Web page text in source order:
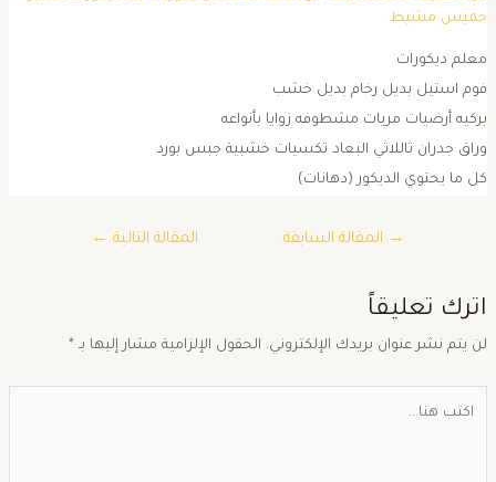
مشيط
ديكورات
استيل بديل رخام بديل خشب
أرضيات مريات مشطوفه زوايا بأنواعه
جدران ثاللاثي البعاد تكسيات خشبية جبس بورد
ما يحتوي الديكور (دهانات)
→المقالة السابقة المقالة التالية←
تعليقاً
يتم نشر عنوان بريدك الإلكتروني. الحقول الإلزامية مشار إليها بـ *